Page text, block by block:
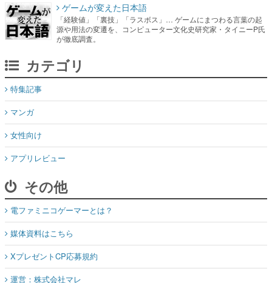
ゲームが変えた日本語
「経験値」「裏技」「ラスボス」… ゲームにまつわる言葉の起
源や用法の変遷を、コンピューター文化史研究家・タイニーP氏
が徹底調査。
カテゴリ
特集記事
マンガ
女性向け
アプリレビュー
その他
電ファミニコゲーマーとは？
媒体資料はこちら
XプレゼントCP応募規約
運営：株式会社マレ